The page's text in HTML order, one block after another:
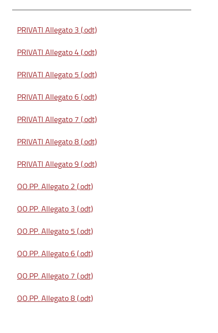
PRIVATI Allegato 3 (.odt)
PRIVATI Allegato 4 (.odt)
PRIVATI Allegato 5 (.odt)
PRIVATI Allegato 6 (.odt)
PRIVATI Allegato 7 (.odt)
PRIVATI Allegato 8 (.odt)
PRIVATI Allegato 9 (.odt)
OO.PP. Allegato 2 (.odt)
OO.PP. Allegato 3 (.odt)
OO.PP. Allegato 5 (.odt)
OO.PP. Allegato 6 (.odt)
OO.PP. Allegato 7 (.odt)
OO.PP. Allegato 8 (.odt)